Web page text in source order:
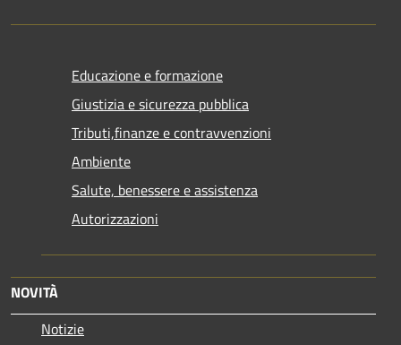
Educazione e formazione
Giustizia e sicurezza pubblica
Tributi,finanze e contravvenzioni
Ambiente
Salute, benessere e assistenza
Autorizzazioni
NOVITÀ
Notizie